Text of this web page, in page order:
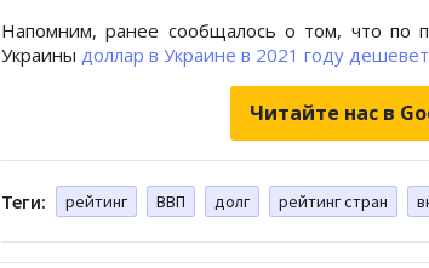
Напомним, ранее сообщалось о том, что по
Украины доллар в Украине в 2021 году
Читайте нас в
Теги: рейтинг ВВП долг рейтинг стран